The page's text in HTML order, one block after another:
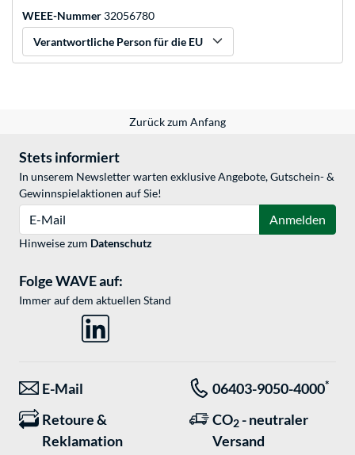
WEEE-Nummer 32056780
Verantwortliche Person für die EU
Zurück zum Anfang
Stets informiert
In unserem Newsletter warten exklusive Angebote, Gutschein- &
Gewinnspielaktionen auf Sie!
Anmelden
Hinweise zum Datenschutz
Folge WAVE auf:
Immer auf dem aktuellen Stand
E-Mail 06403-9050-4000*
Retoure &
Reklamation
CO2 - neutraler
Versand